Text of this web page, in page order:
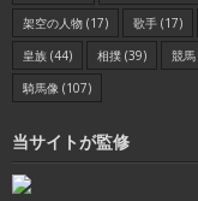
架空の人物 (17) 歌手 (17)
皇族 (44) 相撲 (39) 競馬
騎馬像 (107)
当サイトが監修